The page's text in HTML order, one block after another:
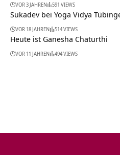
VOR 3 JAHREN 591 VIEWS
Sukadev bei Yoga Vidya
VOR 18 JAHREN 514 VIEWS
Heute ist Ganesha Chaturthi
VOR 11 JAHREN 494 VIEWS